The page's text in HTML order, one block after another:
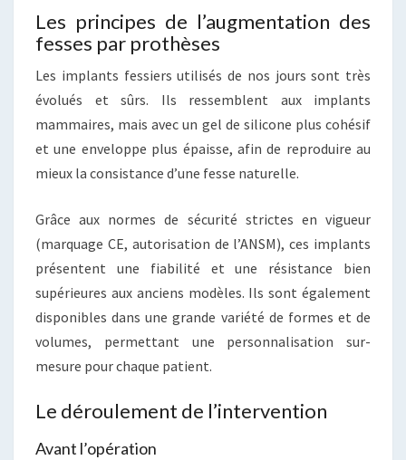
Les principes de l’augmentation des
fesses par prothèses
Les implants fessiers utilisés de nos jours sont très
évolués et sûrs. Ils ressemblent aux implants
mammaires, mais avec un gel de silicone plus cohésif
et une enveloppe plus épaisse, afin de reproduire au
mieux la consistance d’une fesse naturelle.
Grâce aux normes de sécurité strictes en vigueur
(marquage CE, autorisation de l’ANSM), ces implants
présentent une fiabilité et une résistance bien
supérieures aux anciens modèles. Ils sont également
disponibles dans une grande variété de formes et de
volumes, permettant une personnalisation sur-
mesure pour chaque patient.
Le déroulement de l’intervention
Avant l’opération